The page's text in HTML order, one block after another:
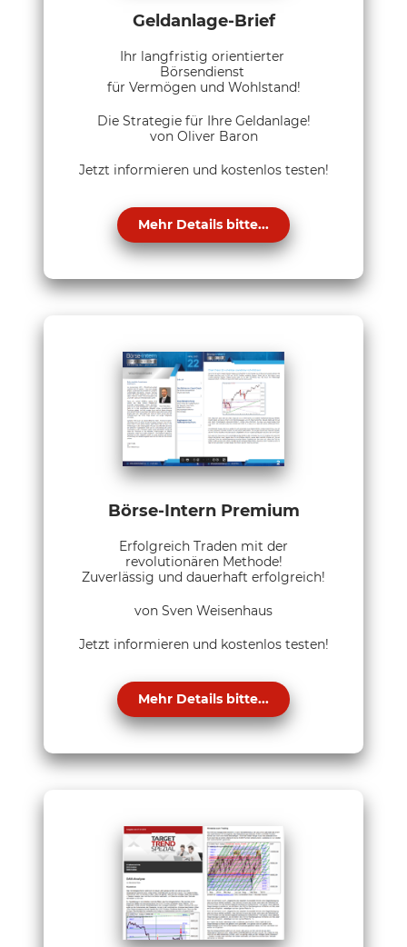
Geldanlage-Brief
Ihr langfristig orientierter
Börsendienst
für Vermögen und Wohlstand!
Die Strategie für Ihre Geldanlage!
von Oliver Baron
Jetzt informieren und kostenlos testen!
Mehr Details bitte...
Börse-Intern Premium
Erfolgreich Traden mit der
revolutionären Methode!
Zuverlässig und dauerhaft erfolgreich!
von Sven Weisenhaus
Jetzt informieren und kostenlos testen!
Mehr Details bitte...